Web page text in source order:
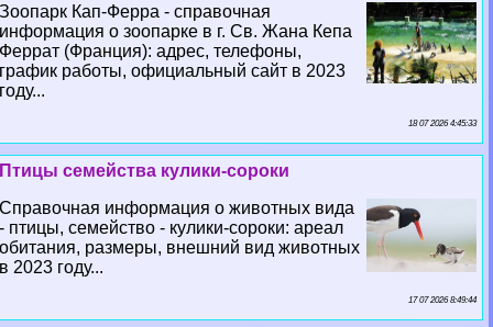
Зоопарк Кап-Ферра - справочная
информация о зоопарке в г. Св. Жана Кепа
Феррат (Франция): адрес, телефоны,
график работы, официальный сайт в 2023
году...
18 07 2026 4:45:33
Птицы семейства кулики-сороки
Справочная информация о животных вида
- птицы, семейство - кулики-сороки: ареал
обитания, размеры, внешний вид животных
в 2023 году...
17 07 2026 8:49:44